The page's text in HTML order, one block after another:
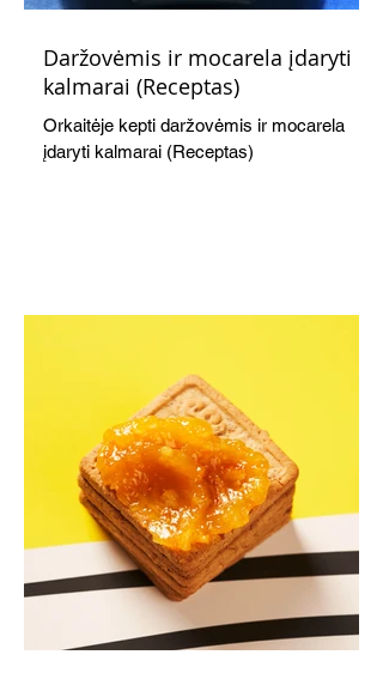
Daržovėmis ir mocarela įdaryti
kalmarai (Receptas)
Orkaitėje kepti daržovėmis ir mocarela
įdaryti kalmarai (Receptas)